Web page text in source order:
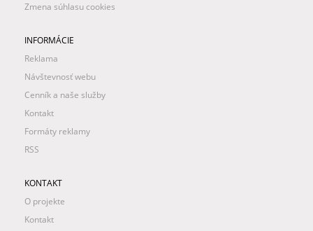
Zmena súhlasu cookies
INFORMÁCIE
Reklama
Návštevnosť webu
Cenník a naše služby
Kontakt
Formáty reklamy
RSS
KONTAKT
O projekte
Kontakt